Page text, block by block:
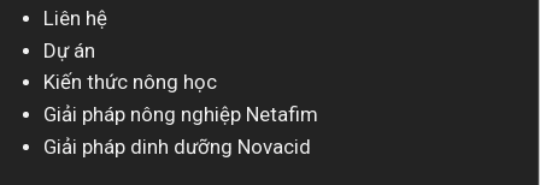
Liên hệ
Dự án
Kiến thức nông học
Giải pháp nông nghiệp Netafim
Giải pháp dinh dưỡng Novacid